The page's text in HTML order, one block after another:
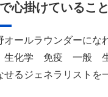
心掛けているこ
オールラウンダーにな
化学 免疫 一般 生
せるジェネラリストを